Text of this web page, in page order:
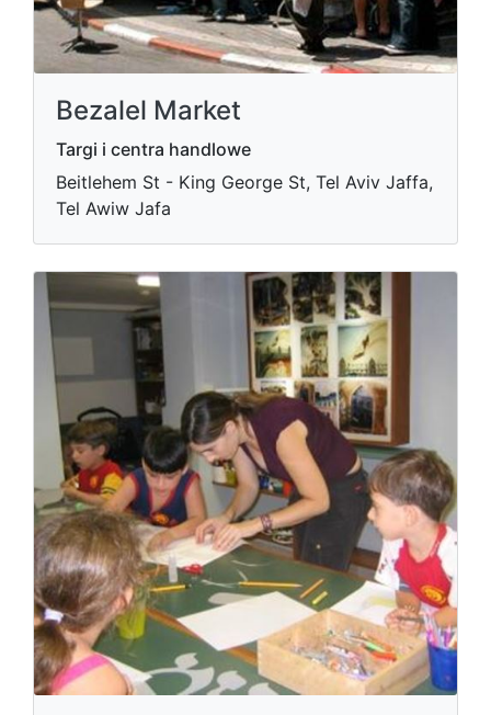
Bezalel Market
Targi i centra handlowe
Beitlehem St - King George St, Tel Aviv Jaffa,
Tel Awiw Jafa